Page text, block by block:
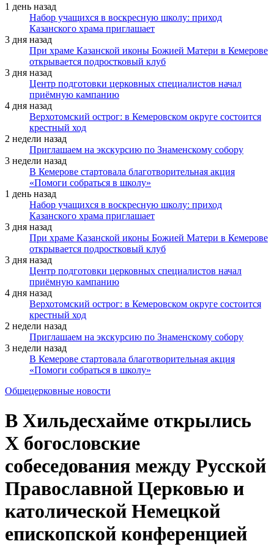
1 день назад
Набор учащихся в воскресную школу: приход
Казанского храма приглашает
3 дня назад
При храме Казанской иконы Божией Матери в Кемерове
открывается подростковый клуб
3 дня назад
Центр подготовки церковных специалистов начал
приёмную кампанию
4 дня назад
Верхотомский острог: в Кемеровском округе состоится
крестный ход
2 недели назад
Приглашаем на экскурсию по Знаменскому собору
3 недели назад
В Кемерове стартовала благотворительная акция
«Помоги собраться в школу»
1 день назад
Набор учащихся в воскресную школу: приход
Казанского храма приглашает
3 дня назад
При храме Казанской иконы Божией Матери в Кемерове
открывается подростковый клуб
3 дня назад
Центр подготовки церковных специалистов начал
приёмную кампанию
4 дня назад
Верхотомский острог: в Кемеровском округе состоится
крестный ход
2 недели назад
Приглашаем на экскурсию по Знаменскому собору
3 недели назад
В Кемерове стартовала благотворительная акция
«Помоги собраться в школу»
Общецерковные новости
В Хильдесхайме открылись
Х богословские
собеседования между Русской
Православной Церковью и
католической Немецкой
епископской конференцией